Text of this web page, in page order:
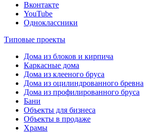
Вконтакте
YouTube
Одноклассники
Типовые проекты
Дома из блоков и кирпича
Каркасные дома
Дома из клееного бруса
Дома из оцилиндрованного бревна
Дома из профилированного бруса
Бани
Объекты для бизнеса
Объекты в продаже
Храмы